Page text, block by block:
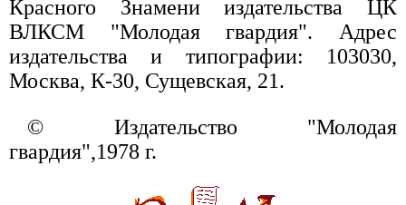
Красного Знамени издательства ЦК
ВЛКСМ "Молодая гвардия". Адрес
издательства и типографии: 103030,
Москва, К-30, Сущевская, 21.
© Издательство "Молодая
гвардия",1978 г.